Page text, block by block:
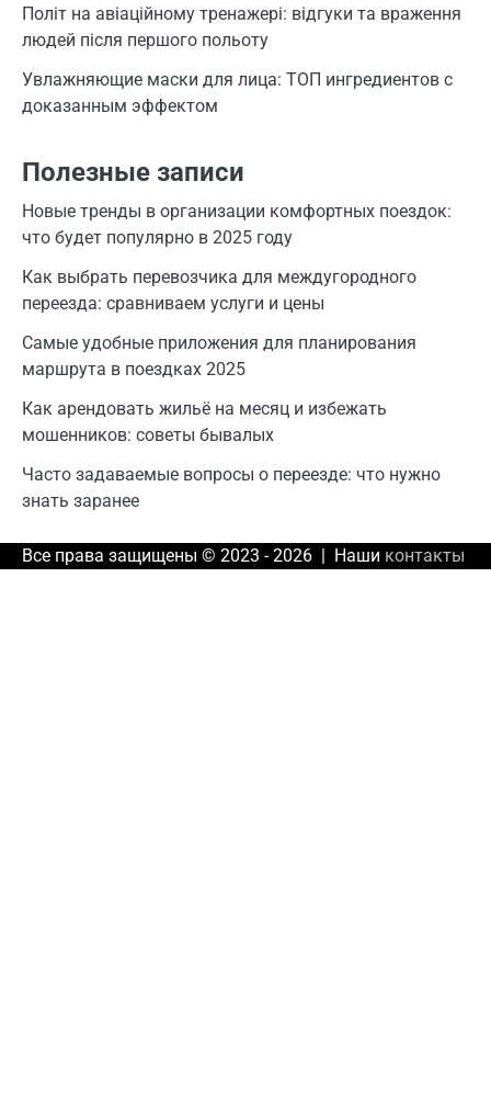
Політ на авіаційному тренажері: відгуки та враження
людей після першого польоту
Увлажняющие маски для лица: ТОП ингредиентов с
доказанным эффектом
Полезные записи
Новые тренды в организации комфортных поездок:
что будет популярно в 2025 году
Как выбрать перевозчика для междугородного
переезда: сравниваем услуги и цены
Самые удобные приложения для планирования
маршрута в поездках 2025
Как арендовать жильё на месяц и избежать
мошенников: советы бывалых
Часто задаваемые вопросы о переезде: что нужно
знать заранее
Все права защищены © 2023 - 2026 | Наши контакты